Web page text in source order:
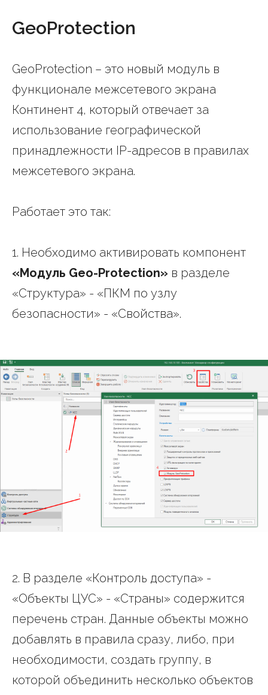
GeoProtection
GeoProtection – это новый модуль в
функционале межсетевого экрана
Континент 4, который отвечает за
использование географической
принадлежности IP-адресов в правилах
межсетевого экрана.
Работает это так:
1. Необходимо активировать компонент
«Модуль Geo-Protection» в разделе
«Структура» - «ПКМ по узлу
безопасности» - «Свойства».
2. В разделе «Контроль доступа» -
«Объекты ЦУС» - «Страны» содержится
перечень стран. Данные объекты можно
добавлять в правила сразу, либо, при
необходимости, создать группу, в
которой объединить несколько объектов